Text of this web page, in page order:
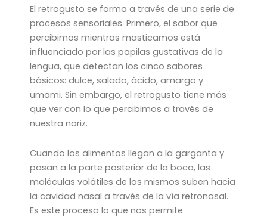
El retrogusto se forma a través de una serie de
procesos sensoriales. Primero, el sabor que
percibimos mientras masticamos está
influenciado por las papilas gustativas de la
lengua, que detectan los cinco sabores
básicos: dulce, salado, ácido, amargo y
umami. Sin embargo, el retrogusto tiene más
que ver con lo que percibimos a través de
nuestra nariz.
Cuando los alimentos llegan a la garganta y
pasan a la parte posterior de la boca, las
moléculas volátiles de los mismos suben hacia
la cavidad nasal a través de la vía retronasal.
Es este proceso lo que nos permite